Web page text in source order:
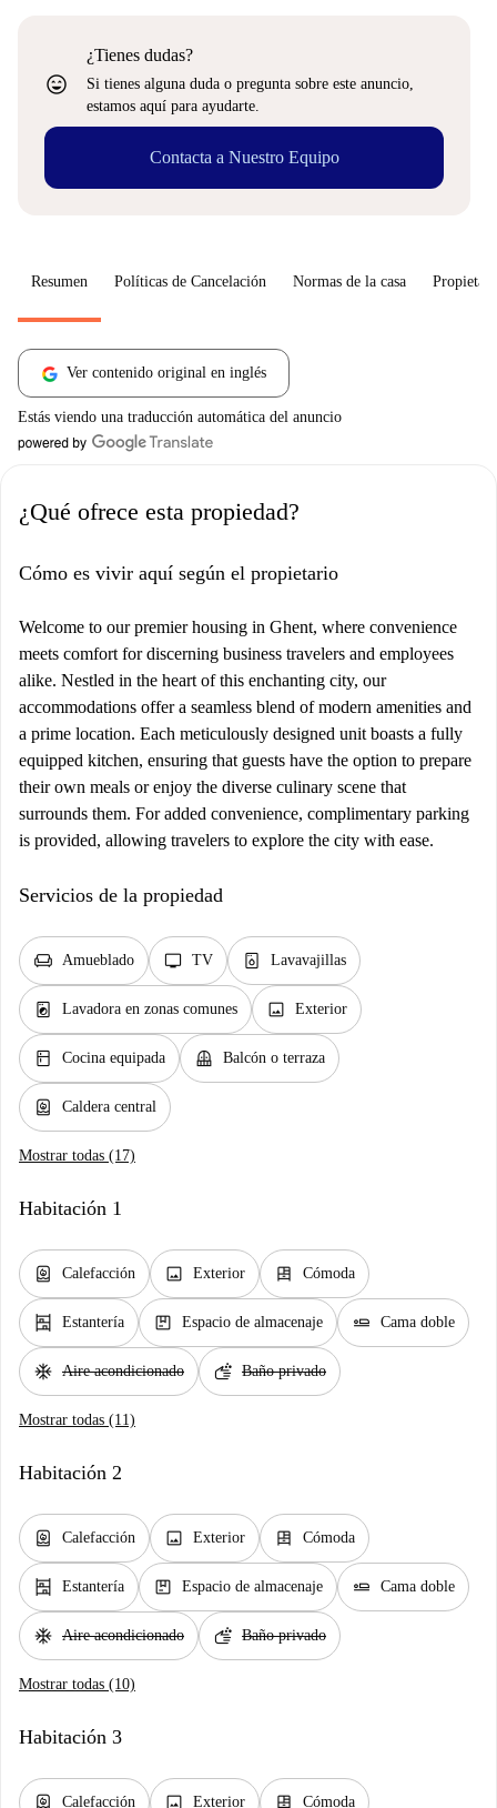
sentiment_very_satisfied
¿Tienes dudas?
Si tienes alguna duda o pregunta sobre este anuncio,
estamos aquí para ayudarte.
Contacta a Nuestro Equipo
Resumen Políticas de Cancelación Normas de la casa
Ver contenido original en inglés
Estás viendo una traducción automática del anuncio
¿Qué ofrece esta propiedad?
Cómo es vivir aquí según el propietario
Welcome to our premier housing in Ghent, where convenience
meets comfort for discerning business travelers and employees
alike. Nestled in the heart of this enchanting city, our
accommodations offer a seamless blend of modern amenities and
a prime location. Each meticulously designed unit boasts a fully
equipped kitchen, ensuring that guests have the option to prepare
their own meals or enjoy the diverse culinary scene that
surrounds them. For added convenience, complimentary parking
is provided, allowing travelers to explore the city with ease.
Servicios de la propiedad
chair Amueblado tv TV dishwasher_gen Lavavajillas
local_laundry_service Lavadora en zonas comunes image Exterior
kitchen Cocina equipada balcony Balcón o terraza
water_heater Caldera central
Mostrar todas (17)
Habitación 1
water_heater Calefacción image Exterior dresser Cómoda
shelves Estantería package Espacio de almacenaje airline_seat_flat Cama doble
ac_unit Aire acondicionado soap Baño privado
Mostrar todas (11)
Habitación 2
water_heater Calefacción image Exterior dresser Cómoda
shelves Estantería package Espacio de almacenaje airline_seat_flat Cama doble
ac_unit Aire acondicionado soap Baño privado
Mostrar todas (10)
Habitación 3
water_heater Calefacción image Exterior dresser Cómoda